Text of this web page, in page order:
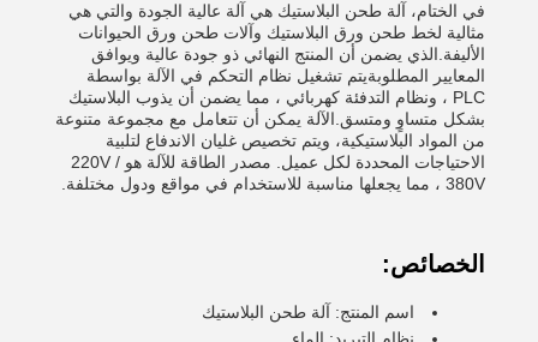
في الختام، آلة طحن البلاستيك هي آلة عالية الجودة والتي هي
مثالية لخط طحن ورق البلاستيك وآلات طحن ورق الحيوانات
الأليفة.الذي يضمن أن المنتج النهائي ذو جودة عالية ويوافق
المعايير المطلوبةيتم تشغيل نظام التحكم في الآلة بواسطة
PLC ، ونظام التدفئة كهربائي ، مما يضمن أن يذوب البلاستيك
بشكل متساوٍ ومتسق.الآلة يمكن أن تتعامل مع مجموعة متنوعة
من المواد البلاستيكية، ويتم تخصيص غليان الاندفاع لتلبية
الاحتياجات المحددة لكل عميل. مصدر الطاقة للآلة هو 220V /
380V ، مما يجعلها مناسبة للاستخدام في مواقع ودول مختلفة.
الخصائص:
اسم المنتج: آلة طحن البلاستيك